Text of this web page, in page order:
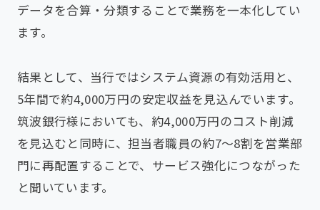
データを合算・分類することで業務を一本化してい
ます。
結果として、当行ではシステム資源の有効活用と、
5年間で約4,000万円の安定収益を見込んでいます。
筑波銀行様においても、約4,000万円のコスト削減
を見込むと同時に、担当者職員の約7～8割を営業部
門に再配置することで、サービス強化につながった
と聞いています。